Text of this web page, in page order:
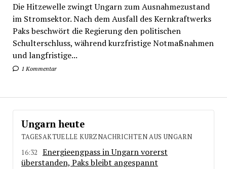
Die Hitzewelle zwingt Ungarn zum Ausnahmezustand
im Stromsektor. Nach dem Ausfall des Kernkraftwerks
Paks beschwört die Regierung den politischen
Schulterschluss, während kurzfristige Notmaßnahmen
und langfristige...
1 Kommentar
Ungarn heute
TAGESAKTUELLE KURZNACHRICHTEN AUS UNGARN
16:32
Energieengpass in Ungarn vorerst
überstanden, Paks bleibt angespannt